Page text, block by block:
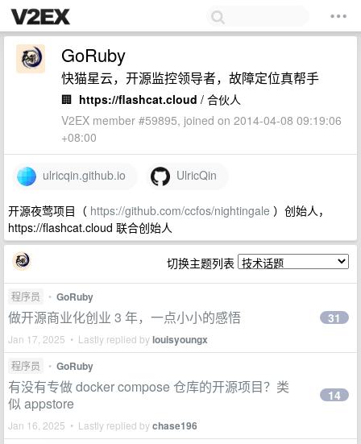
GoRuby
快猫星云，开源监控领导者，故障定位真帮手
🏢 https://flashcat.cloud / 合伙人
V2EX member #59895, joined on 2014-04-08 09:19:06
+08:00
ulricqin.github.io UlricQin
开源夜莺项目（ https://github.com/ccfos/nightingale ）创始人，
https://flashcat.cloud 联合创始人
切换主题列表
程序员 • GoRuby
做开源商业化创业 3 年，一点小小的感悟
Jan 17, 2025 • Lastly replied bylouisyoungx
31
程序员 • GoRuby
有没有专做 docker compose 仓库的开源项目？类
似 appstore
Jan 16, 2025 • Lastly replied bychase196
14